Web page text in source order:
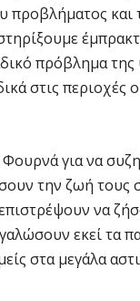
προβλήματος και
πρόβλημα της
στις περιοχές
για να
την ζωή τους
να
εκεί τα
στα μεγάλα